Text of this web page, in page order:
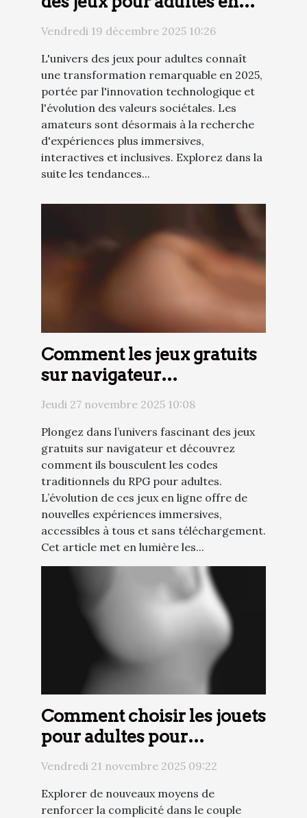
2025 : tendances et
Vendredi 19 décembre 2025 10:26
L'univers des jeux pour adultes connaît
une transformation remarquable en 2025,
portée par l'innovation technologique et
l'évolution des valeurs sociétales. Les
amateurs sont désormais à la recherche
d'expériences plus immersives,
interactives et inclusives. Explorez dans la
suite les tendances...
Comment les jeux gratuits
sur navigateur
transforment le RPG pour
Jeudi 27 novembre 2025 10:08
Plongez dans l’univers fascinant des jeux
gratuits sur navigateur et découvrez
comment ils bousculent les codes
traditionnels du RPG pour adultes.
L’évolution de ces jeux en ligne offre de
nouvelles expériences immersives,
accessibles à tous et sans téléchargement.
Cet article met en lumière les...
Comment choisir les jouets
pour adultes pour
renforcer l'intimité du
Vendredi 21 novembre 2025 09:22
Explorer de nouveaux moyens de
renforcer la complicité dans le couple